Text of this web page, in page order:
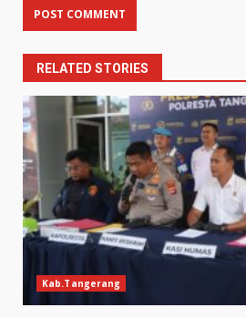
RELATED STORIES
Kab.Tangerang